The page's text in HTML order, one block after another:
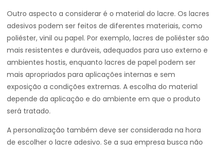
Outro aspecto a considerar é o material do lacre. Os lacres
adesivos podem ser feitos de diferentes materiais, como
poliéster, vinil ou papel. Por exemplo, lacres de poliéster são
mais resistentes e duráveis, adequados para uso externo e
ambientes hostis, enquanto lacres de papel podem ser
mais apropriados para aplicações internas e sem
exposição a condições extremas. A escolha do material
depende da aplicação e do ambiente em que o produto
será tratado.
A personalização também deve ser considerada na hora
de escolher o lacre adesivo. Se a sua empresa busca não